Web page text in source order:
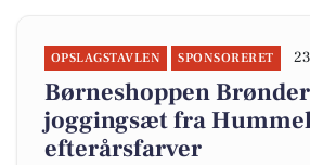
OPSLAGSTAVLEN SPONSORERET
Børneshoppen
joggingsæt fra
efterårsfarver